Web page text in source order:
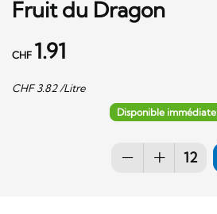
Fruit du Dragon
CHF 1.91
CHF3.82/Litre
Disponible